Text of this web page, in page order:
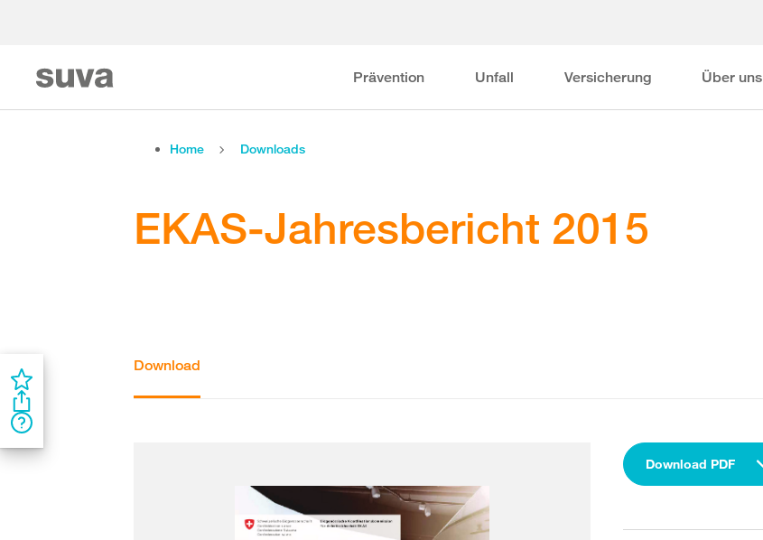
Prävention Unfall Versicherung Über uns
Home Downloads
EKAS-Jahresbericht 2015
Download
Download PDF